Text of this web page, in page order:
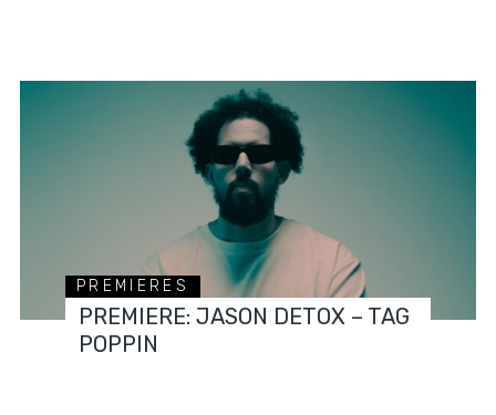
PREMIERES
PREMIERE: JASON DETOX – TAG
POPPIN